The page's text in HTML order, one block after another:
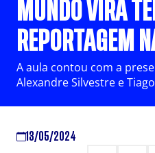
MUNDO VIRA
REPORTAGEM
A aula contou com a
Alexandre Silvestre e
13/05/2024